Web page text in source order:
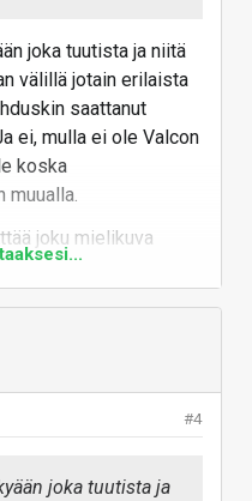
joka tuutista ja niitä
välillä jotain erilaista
saattanut
ei, mulla ei ole Valcon
koska
muualla.
joku mielikuva
onnistuneen
@Jamboa) :giggle:
#4
joka tuutista ja